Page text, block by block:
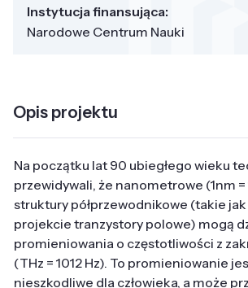
Instytucja finansująca:
Narodowe Centrum Nauki
Opis projektu
Na początku lat 90 ubiegłego wieku
przewidywali, że nanometrowe (1nm =
struktury półprzewodnikowe (takie
projekcie tranzystory polowe) mogą
promieniowania o częstotliwości z
(THz = 1012 Hz). To promieniowanie
nieszkodliwe dla człowieka, a może